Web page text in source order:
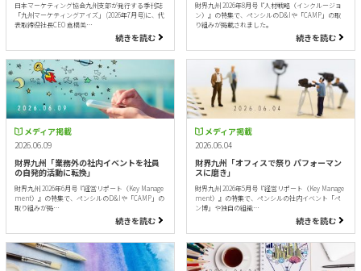
日本マーケティング協会九州支部が発行する季刊誌
「九州マーケティングアイズ」 (2026年7月号)に、代
表取締役社長CEO 倉橋美…
続きを読む
財界九州 2026年8月号『人材戦略（インクルージョ
ン）』の特集で、ペンシルのD&Iや「CAMP」の取
り組みが掲載されました。
続きを読む
メディア掲載
2026.06.09
財界九州「業務外の社内イベントを社員
の自発的活動に転換」
財界九州 2026年6月号『経営リポート（Key Manage
ment）』の特集で、ペンシルのD&Iや「CAMP」の
取り組みが掲…
続きを読む
メディア掲載
2026.06.04
財界九州「オフィスで祭り パフォーマン
スに磨き」
財界九州 2026年5月号『経営リポート（Key Manage
ment）』の特集で、ペンシルの社内イベント「ペ
ン博」や独自の組織…
続きを読む